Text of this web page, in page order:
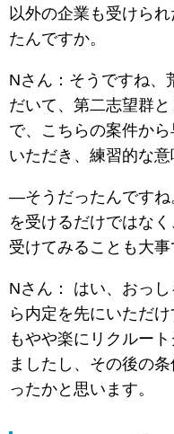
以外の企業も受けら
たんですか。
Nさん：そうですね、
だいて、第二志望群
で、こちらの案件か
いただき、練習的な意
―そうだったんですね
を受けるだけではな
受けてみることも大事
Nさん： はい、おっ
ら内定を先にいただ
もやや楽にリクルー
ましたし、その後の
ったかと思います。